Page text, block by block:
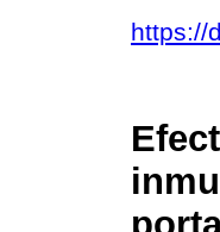
https://